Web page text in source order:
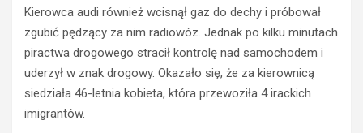
Kierowca audi również wcisnął gaz do dechy i próbował
zgubić pędzący za nim radiowóz. Jednak po kilku minutach
piractwa drogowego stracił kontrolę nad samochodem i
uderzył w znak drogowy. Okazało się, że za kierownicą
siedziała 46-letnia kobieta, która przewoziła 4 irackich
imigrantów.
a
c
p
e
o
w
c
a
O